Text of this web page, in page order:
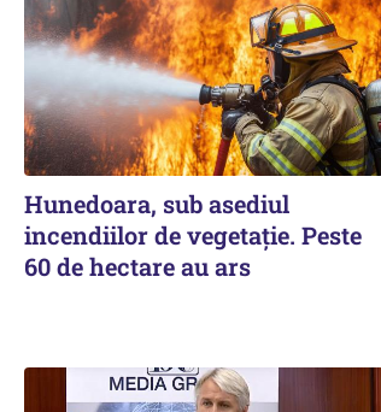
Hunedoara, sub asediul
incendiilor de vegetație. Peste
60 de hectare au ars